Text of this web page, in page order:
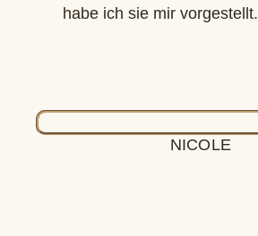
habe ich sie mir vorgestellt.
NICOLE